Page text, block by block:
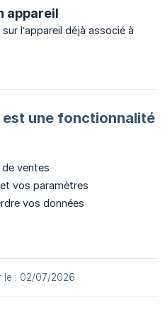
appareil
l’appareil déjà associé à
une fonctionnalité
ventes
vos paramètres
vos données
le : 02/07/2026